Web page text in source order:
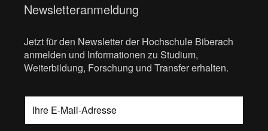
Newsletteranmeldung
Jetzt für den Newsletter der Hochschule Biberach
anmelden und Informationen zu Studium,
Weiterbildung, Forschung und Transfer erhalten.